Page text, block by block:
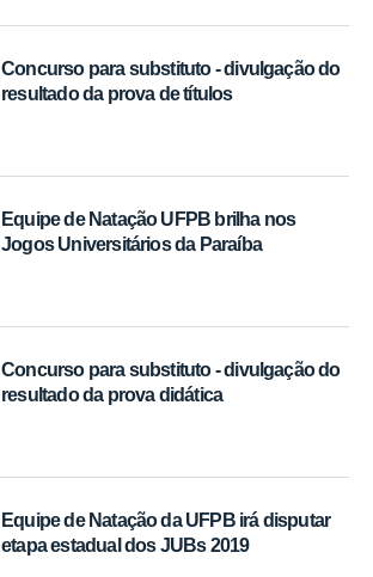
Concurso para substituto - divulgação do
resultado da prova de títulos
Equipe de Natação UFPB brilha nos
Jogos Universitários da Paraíba
Concurso para substituto - divulgação do
resultado da prova didática
Equipe de Natação da UFPB irá disputar
etapa estadual dos JUBs 2019